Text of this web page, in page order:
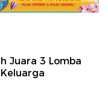
Juara 3 Lomba